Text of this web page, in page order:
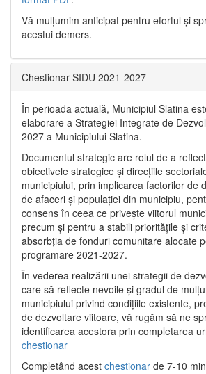
Vă mulţumim anticipat pentru efortul şi
acestui demers.
Chestionar SIDU 2021-2027
În perioada actuală, Municipiul Slatina
elaborare a Strategiei Integrate de
2027 a Municipiului Slatina.
Documentul strategic are rolul de a
obiectivele strategice și direcțiile
municipiului, prin implicarea factorilor de
de afaceri și populației din municipiu,
consens în ceea ce privește viitorul
precum și pentru a stabili prioritățile și
absorbția de fonduri comunitare alocate
programare 2021-2027.
În vederea realizării unei strategii de
care să reflecte nevoile și gradul de
municipiului privind condițiile existente,
de dezvoltare viitoare, vă rugăm să ne
identificarea acestora prin completarea
chestionar
Completând acest chestionar de 7-10